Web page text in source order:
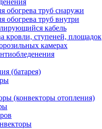
обогрева труб снаружи
обогрева труб внутри
кабель
кровли, ступеней, площадок
камерах
(батарея)
(конвекторы отопления)